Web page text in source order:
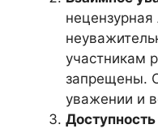
нецензурная
участникам
запрещены.
уважении и